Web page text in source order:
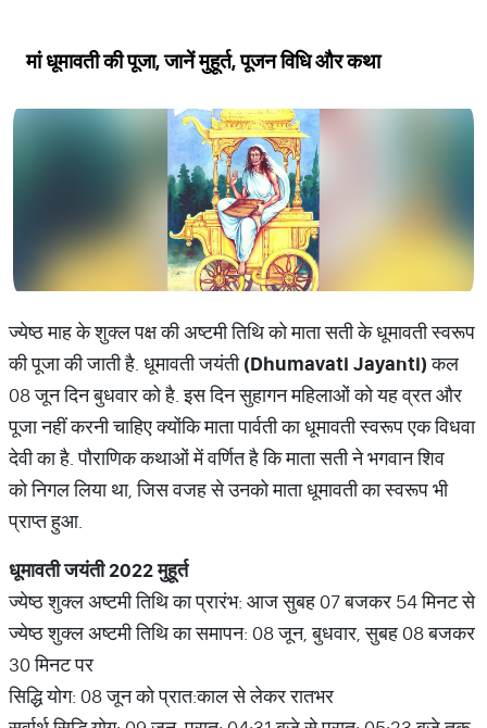
मां धूमावती की पूजा, जानें मुहूर्त, पूजन विधि और कथा
ज्येष्ठ माह के शुक्ल पक्ष की अष्टमी तिथि को माता सती के धूमावती स्वरूप
की पूजा की जाती है. धूमावती जयंती(Dhumavati Jayanti)कल
08 जून दिन बुधवार को है. इस दिन सुहागन महिलाओं को यह व्रत और
पूजा नहीं करनी चाहिए क्योंकि माता पार्वती का धूमावती स्वरूप एक विधवा
देवी का है. पौराणिक कथाओं में वर्णित है कि माता सती ने भगवान शिव
को निगल लिया था, जिस वजह से उनको माता धूमावती का स्वरूप भी
प्राप्त हुआ.
धूमावतीजयंती2022मुहूर्त
ज्येष्ठ शुक्ल अष्टमी तिथि का प्रारंभ: आज सुबह 07 बजकर 54 मिनट से
ज्येष्ठ शुक्ल अष्टमी तिथि का समापन: 08 जून, बुधवार, सुबह 08 बजकर
30 मिनट पर
सिद्धि योग: 08 जून को प्रात:काल से लेकर रातभर